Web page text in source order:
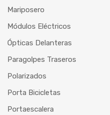
Mariposero
Módulos Eléctricos
Ópticas Delanteras
Paragolpes Traseros
Polarizados
Porta Bicicletas
Portaescalera